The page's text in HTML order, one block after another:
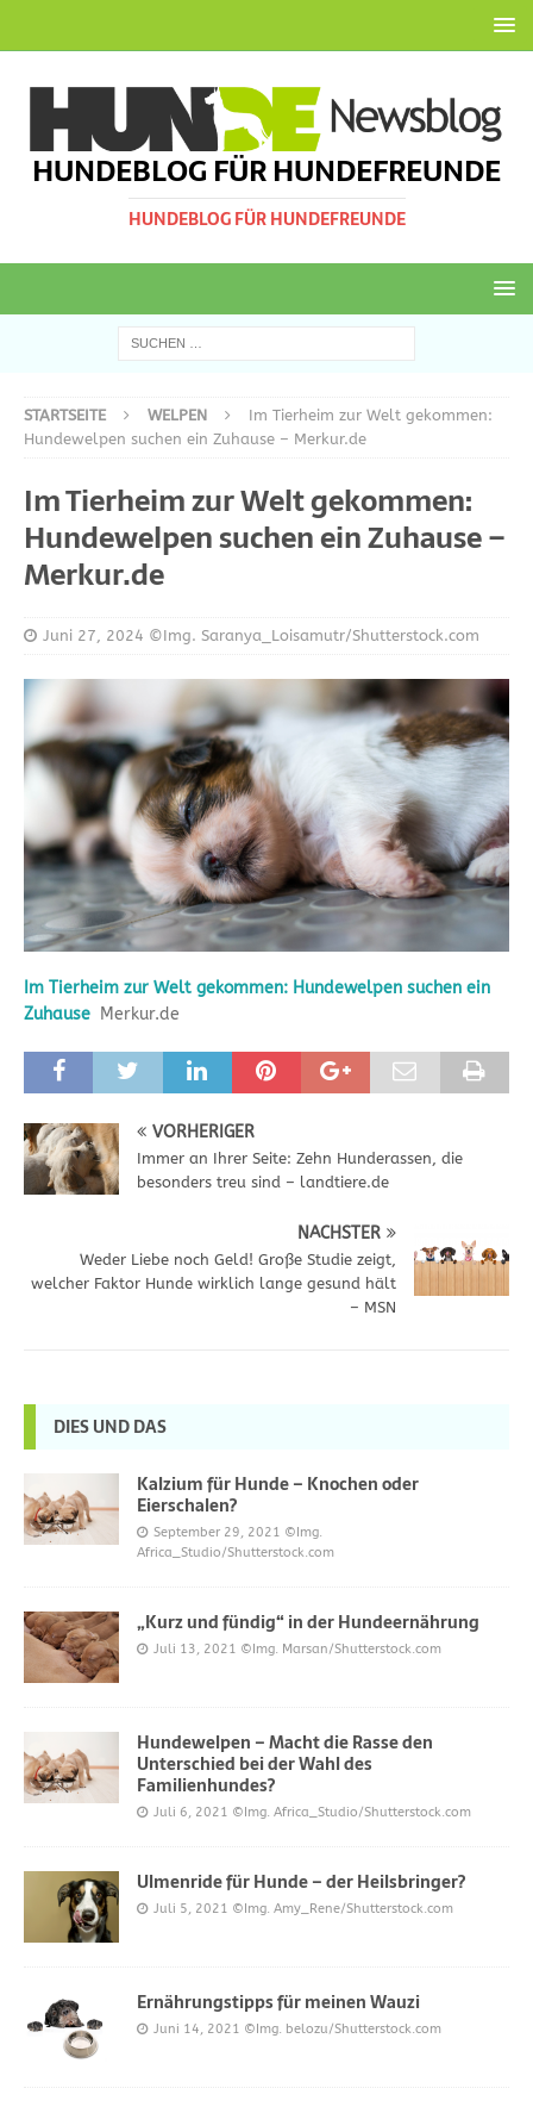
HUNDEBLOG FÜR HUNDEFREUNDE
HUNDEBLOG FÜR HUNDEFREUNDE
STARTSEITE WELPEN
Im Tierheim zur Welt gekommen:
Hundewelpen suchen ein Zuhause – Merkur.de
Im Tierheim zur Welt gekommen:
Hundewelpen suchen ein Zuhause –
Merkur.de
Juni 27, 2024 ©Img. Saranya_Loisamutr/Shutterstock.com
Im Tierheim zur Welt gekommen: Hundewelpen suchen ein
Zuhause Merkur.de
VORHERIGER
Immer an Ihrer Seite: Zehn Hunderassen, die
besonders treu sind – landtiere.de
NÄCHSTER
Weder Liebe noch Geld! Große Studie zeigt,
welcher Faktor Hunde wirklich lange gesund hält
– MSN
DIES UND DAS
Kalzium für Hunde – Knochen oder
Eierschalen?
September 29, 2021 ©Img.
Africa_Studio/Shutterstock.com
„Kurz und fündig“ in der Hundeernährung
Juli 13, 2021 ©Img. Marsan/Shutterstock.com
Hundewelpen – Macht die Rasse den
Unterschied bei der Wahl des
Familienhundes?
Juli 6, 2021 ©Img. Africa_Studio/Shutterstock.com
Ulmenride für Hunde – der Heilsbringer?
Juli 5, 2021 ©Img. Amy_Rene/Shutterstock.com
Ernährungstipps für meinen Wauzi
Juni 14, 2021 ©Img. belozu/Shutterstock.com